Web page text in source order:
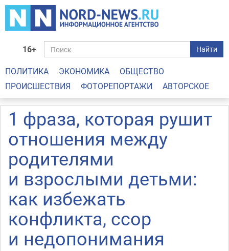
16+ Найти
ПОЛИТИКА ЭКОНОМИКА
ОБЩЕСТВО
ПРОИСШЕСТВИЯ
ФОТОРЕПОРТАЖИ АВТОРСКОЕ
1 фраза, которая рушит
отношения между
родителями
и взрослыми детьми:
как избежать
конфликта, ссор
и недопонимания